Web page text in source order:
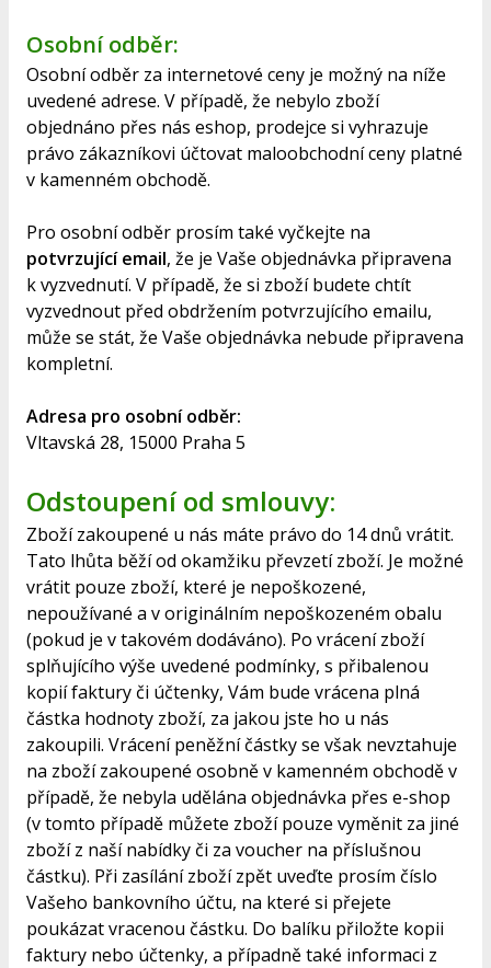
Osobní odběr:
Osobní odběr za internetové ceny je možný na níže
uvedené adrese. V případě, že nebylo zboží
objednáno přes nás eshop, prodejce si vyhrazuje
právo zákazníkovi účtovat maloobchodní ceny platné
v kamenném obchodě.
Pro osobní odběr prosím také vyčkejte na
potvrzující email, že je Vaše objednávka připravena
k vyzvednutí. V případě, že si zboží budete chtít
vyzvednout před obdržením potvrzujícího emailu,
může se stát, že Vaše objednávka nebude připravena
kompletní.
Adresa pro osobní odběr:
Vltavská 28, 15000 Praha 5
Odstoupení od smlouvy:
Zboží zakoupené u nás máte právo do 14 dnů vrátit.
Tato lhůta běží od okamžiku převzetí zboží. Je možné
vrátit pouze zboží, které je nepoškozené,
nepoužívané a v originálním nepoškozeném obalu
(pokud je v takovém dodáváno). Po vrácení zboží
splňujícího výše uvedené podmínky, s přibalenou
kopií faktury či účtenky, Vám bude vrácena plná
částka hodnoty zboží, za jakou jste ho u nás
zakoupili. Vrácení peněžní částky se však nevztahuje
na zboží zakoupené osobně v kamenném obchodě v
případě, že nebyla udělána objednávka přes e-shop
(v tomto případě můžete zboží pouze vyměnit za jiné
zboží z naší nabídky či za voucher na příslušnou
částku). Při zasílání zboží zpět uveďte prosím číslo
Vašeho bankovního účtu, na které si přejete
poukázat vracenou částku. Do balíku přiložte kopii
faktury nebo účtenky, a případně také informaci z